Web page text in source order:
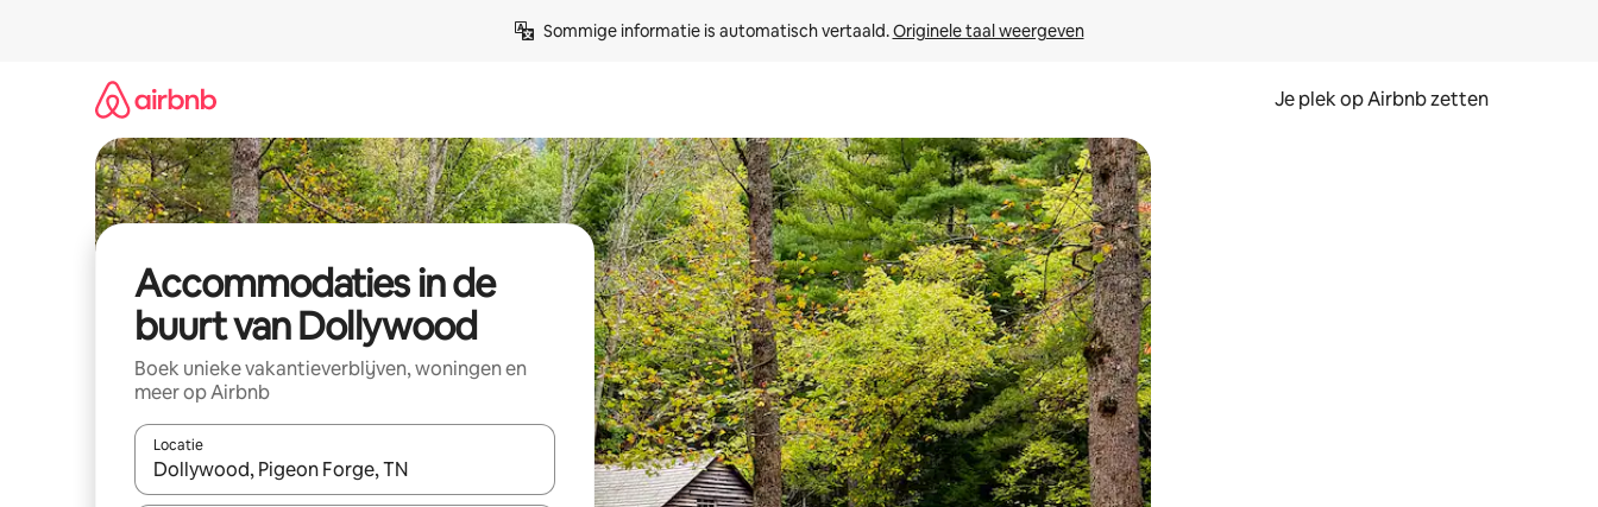
Sommige informatie is automatisch vertaald. Originele taal weergeven
Je plek op Airbnb zetten
Accommodaties in de
buurt van Dollywood
Boek unieke vakantieverblijven, woningen en
meer op Airbnb
Locatie
Wanneer er resultaten beschikbaar zijn, maak je een keuze met je de pijltjestoetsen omhoog en omlaag, óf door te tikken of swipen.